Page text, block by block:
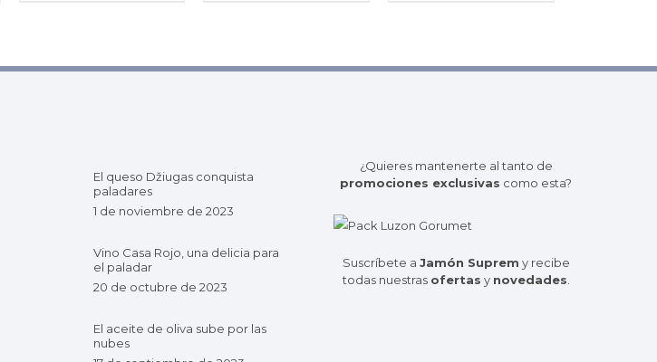
El queso Džiugas conquista
paladares
1 de noviembre de 2023
Vino Casa Rojo, una delicia para
el paladar
20 de octubre de 2023
El aceite de oliva sube por las
nubes
¿Quieres mantenerte al tanto de
promociones exclusivas como esta?
Suscríbete a Jamón Suprem y recibe
todas nuestras ofertas y novedades